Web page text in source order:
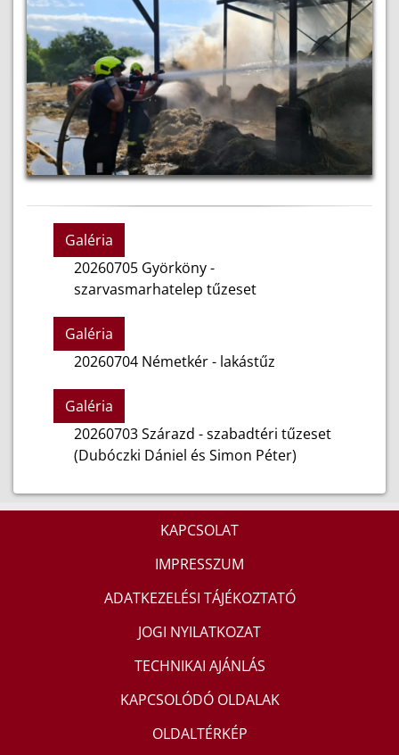
Galéria
20260705 Györköny -
szarvasmarhatelep tűzeset
Galéria
20260704 Németkér - lakástűz
Galéria
20260703 Szárazd - szabadtéri tűzeset
(Dubóczki Dániel és Simon Péter)
KAPCSOLAT
IMPRESSZUM
ADATKEZELÉSI TÁJÉKOZTATÓ
JOGI NYILATKOZAT
TECHNIKAI AJÁNLÁS
KAPCSOLÓDÓ OLDALAK
OLDALTÉRKÉP